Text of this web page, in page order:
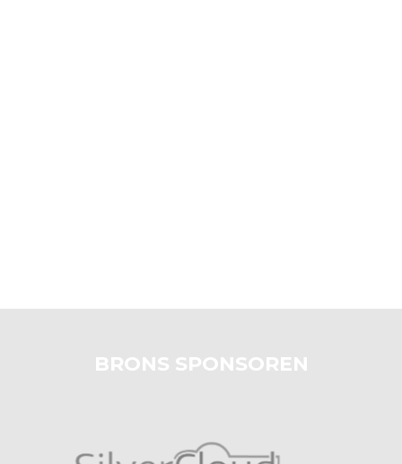
BRONS SPONSOREN